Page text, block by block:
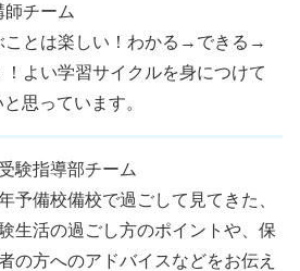
チーム
ことは楽しい！わかる→できる→
！よい学習サイクルを身につけて
思っています。
験指導部チーム
予備校備校で過ごして見てきた、
生活の過ごし方のポイントや、保
の方へのアドバイスなどをお伝え